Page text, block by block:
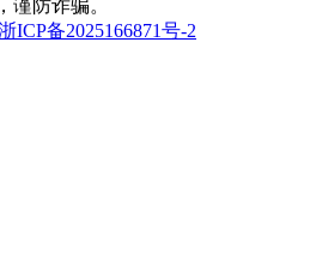
谨防诈骗。
ICP备2025166871号-2